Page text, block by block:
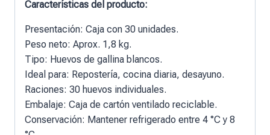
Características del producto:
Presentación: Caja con 30 unidades.
Peso neto: Aprox. 1,8 kg.
Tipo: Huevos de gallina blancos.
Ideal para: Repostería, cocina diaria, desayuno.
Raciones: 30 huevos individuales.
Embalaje: Caja de cartón ventilado reciclable.
Conservación: Mantener refrigerado entre 4 °C y 8 ​​